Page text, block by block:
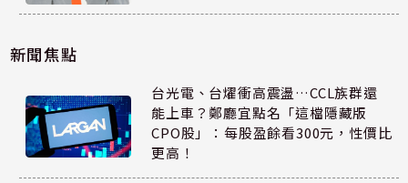
新聞焦點
台光電、台燿衝高震盪…CCL族群還
能上車？鄭廳宜點名「這檔隱藏版
CPO股」：每股盈餘看300元，性價比
更高！